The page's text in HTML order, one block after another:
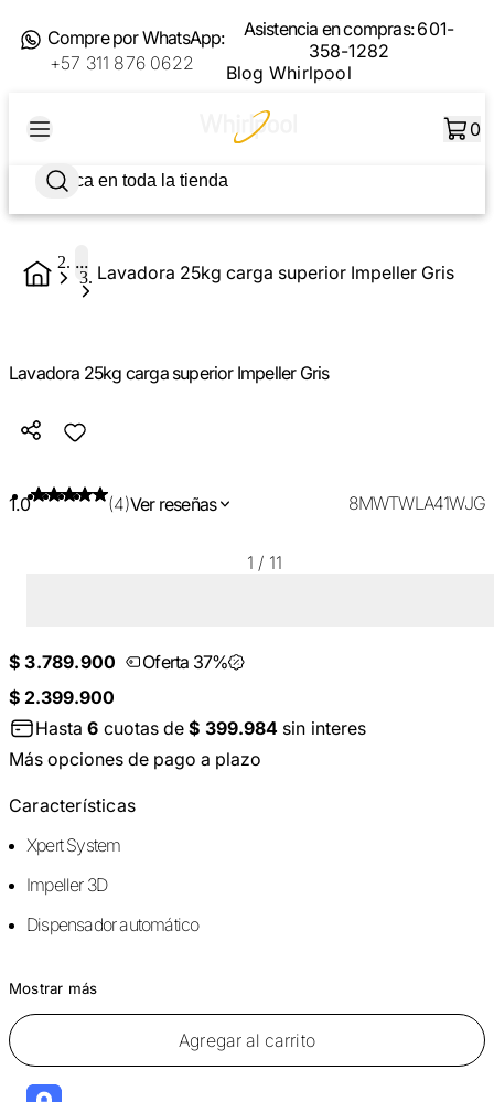
Compre por WhatsApp:
+57 311 876 0622
Asistencia en compras:601-
358-1282
Blog Whirlpool
0
... Lavadora 25kg carga superior Impeller Gris
Lavadora 25kg carga superior Impeller Gris
1.0 (4)Ver reseñas 8MWTWLA41WJG
1 / 11
$ 3.789.900
Oferta 37%
$ 2.399.900
Hasta6 cuotas de$ 399.984 sin interes
Más opciones de pago a plazo
Características
Xpert System
Impeller 3D
Dispensador automático
Mostrar más
Agregar al carrito